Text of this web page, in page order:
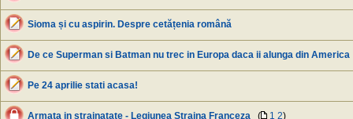
Sioma și cu aspirin. Despre cetățenia română
De ce Superman si Batman nu trec in Europa daca ii alunga din America
Pe 24 aprilie stati acasa!
Armata in strainatate - Legiunea Straina Franceza ( 1 2)